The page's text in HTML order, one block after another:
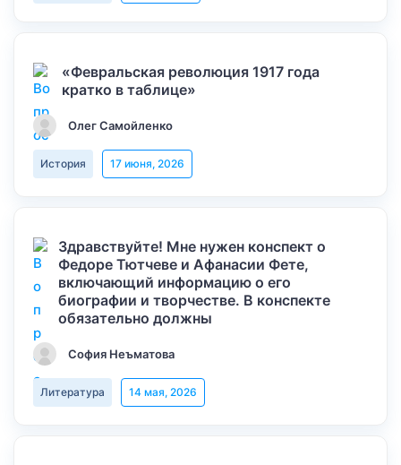
«Февральская революция 1917 года
кратко в таблице»
Олег Самойленко
История 17 июня, 2026
Здравствуйте! Мне нужен конспект о
Федоре Тютчеве и Афанасии Фете,
включающий информацию о его
биографии и творчестве. В конспекте
обязательно должны
София Неъматова
Литература 14 мая, 2026